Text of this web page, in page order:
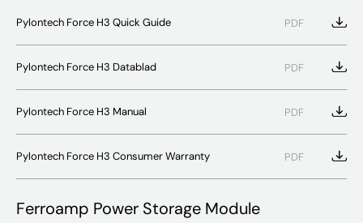
Pylontech Force H3 Quick Guide PDF
Pylontech Force H3 Datablad PDF
Pylontech Force H3 Manual PDF
Pylontech Force H3 Consumer Warranty PDF
Ferroamp Power Storage Module